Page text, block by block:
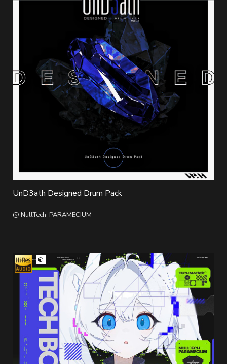
UnD3ath Designed Drum Pack
@ NullTech_PARAMECIUM